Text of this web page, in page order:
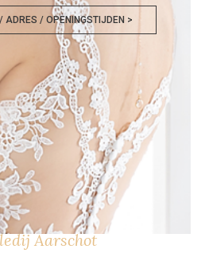
/ OPENINGSTIJDEN >
Aarschot